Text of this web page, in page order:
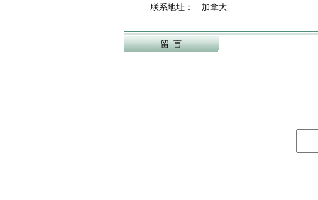
联系地址： 加拿大
留 言